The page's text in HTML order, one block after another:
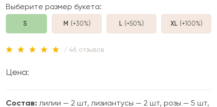
Выберите размер букета:
S M (+30%) L (+50%) XL (+100%)
/ 46 отзывов
Цена:
Состав: лилии — 2 шт, лизиантусы — 2 шт, розы — 5 шт,